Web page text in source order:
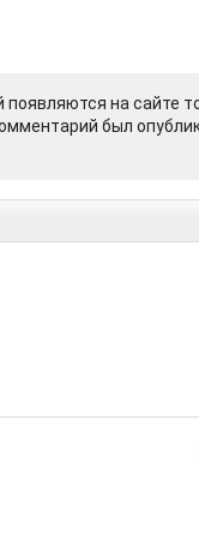
на сайте
был